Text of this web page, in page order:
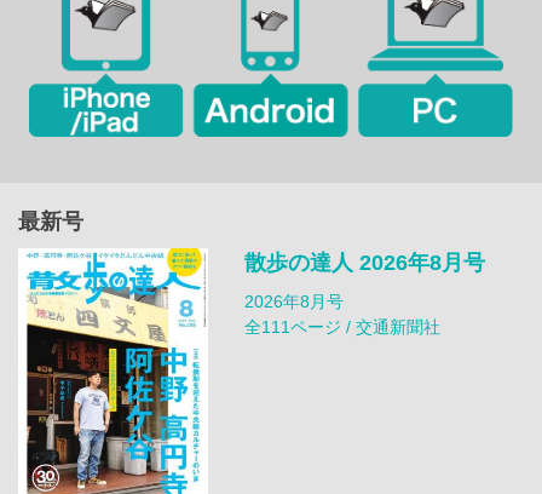
最新号
散歩の達人 2026年8月号
2026年8月号
全111ページ / 交通新聞社